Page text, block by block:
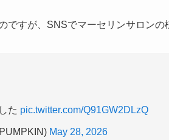
ですが、SNSでマーセリンサロンの
た pic.twitter.com/Q91GW2DLzQ
May 28, 2026